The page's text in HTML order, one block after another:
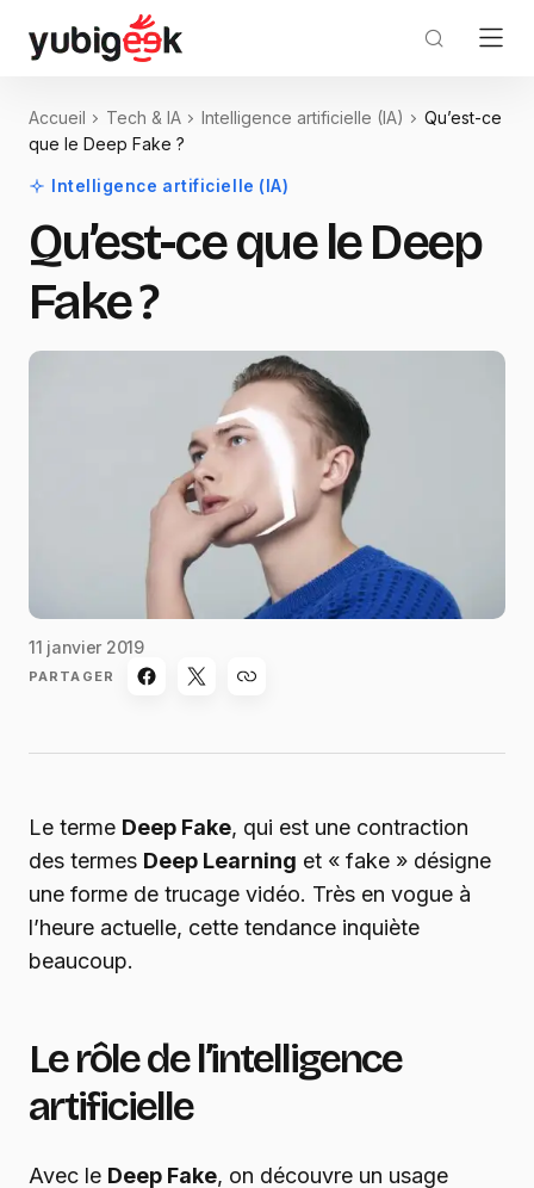
Accueil Tech & IA Intelligence artificielle (IA)
Qu’est-ce
que le Deep Fake ?
Intelligence artificielle (IA)
Qu’est-ce que le Deep
Fake ?
11 janvier 2019
PARTAGER
Le terme Deep Fake, qui est une contraction
des termes Deep Learning et « fake » désigne
une forme de trucage vidéo. Très en vogue à
l’heure actuelle, cette tendance inquiète
beaucoup.
Le rôle de l’intelligence
artificielle
Avec le Deep Fake, on découvre un usage